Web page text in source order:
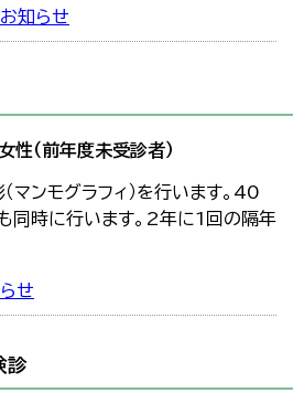
知らせ
（前年度未受診者）
マンモグラフィ）を行います。40
同時に行います。2年に1回の隔年
せ
診